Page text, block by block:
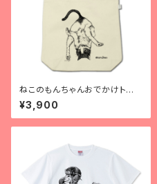
ねこのもんちゃんおでかけトート
バッグ
¥3,900